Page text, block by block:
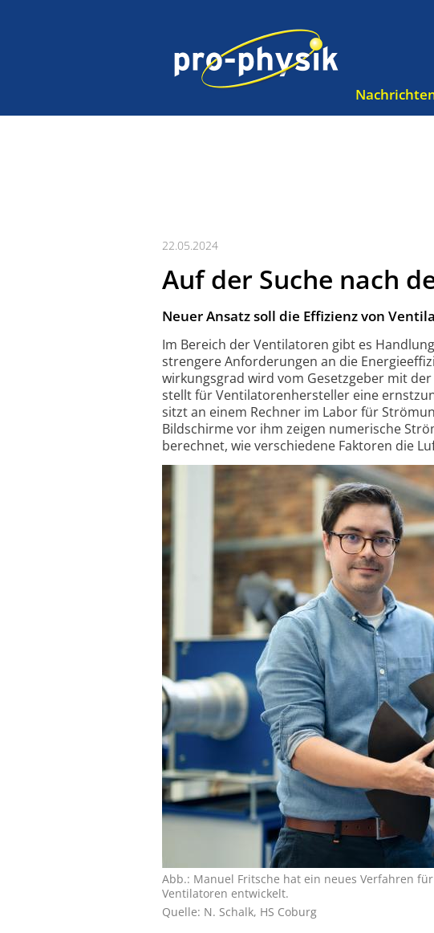
22.05.2024
Auf der Suche nach
Neuer Ansatz soll die Effizienz von
Im Bereich der Ventilatoren gibt es
strengere Anforderungen an die
wirkungsgrad wird vom Gesetzgeber mit
stellt für Ventilatoren­hersteller eine
sitzt an einem Rechner im Labor für
Bildschirme vor ihm zeigen numerische
berechnet, wie verschiedene Faktoren die
Abb.: Manuel Fritsche hat ein neues Verfahren
Ventilatoren entwickelt.
Quelle: N. Schalk, HS Coburg